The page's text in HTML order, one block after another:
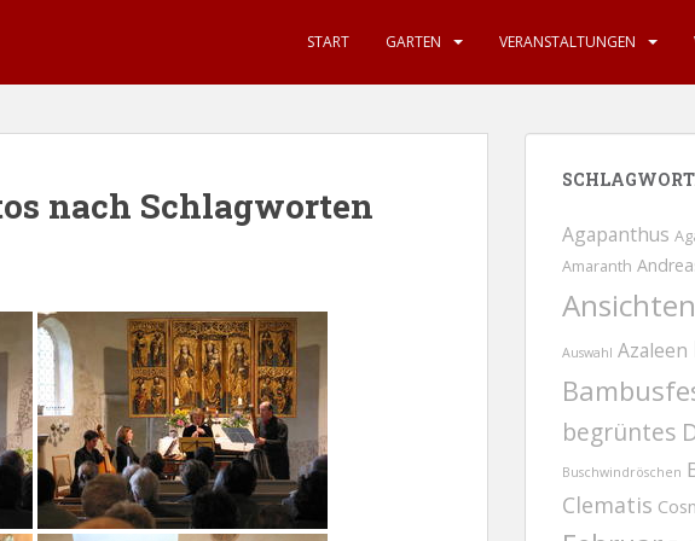
START GARTEN VERANSTALTUNGEN
nach Schlagworten
Agapanthus
Amaranth
Ansichten
Auswahl Azaleen
begrüntes
Buschwindröschen
Clematis